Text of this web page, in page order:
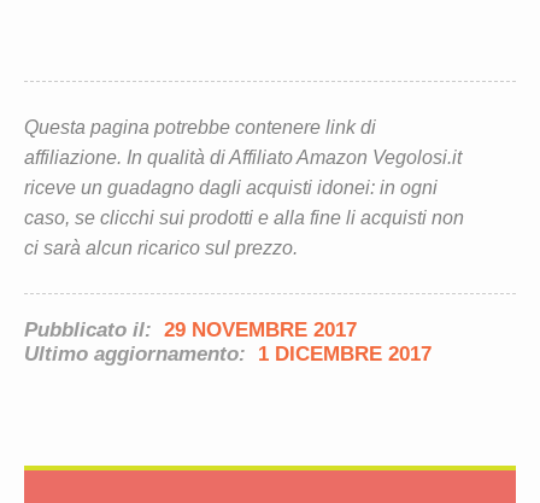
Questa pagina potrebbe contenere link di
affiliazione. In qualità di Affiliato Amazon Vegolosi.it
riceve un guadagno dagli acquisti idonei: in ogni
caso, se clicchi sui prodotti e alla fine li acquisti non
ci sarà alcun ricarico sul prezzo.
Pubblicato il: 29 NOVEMBRE 2017
Ultimo aggiornamento:
1 DICEMBRE 2017